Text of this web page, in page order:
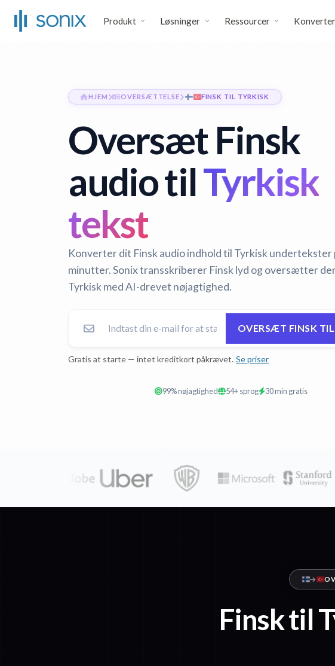
Produkt Løsninger Ressourcer
HJEM OVERSÆTTELSE FINSK TIL TYRKISK
Oversæt Finsk
audio tilTyrkisk
tekst
Konverter dit Finsk audio indhold til Tyrkisk undertekster
minutter. Sonix transskriberer Finsk lyd og oversætter
Tyrkisk med AI-drevet nøjagtighed.
OVERSÆT FINSK
Gratis at starte — intet kreditkort påkrævet. Se priser
99% nøjagtighed 54+ sprog 30 min gratis
Finsk til